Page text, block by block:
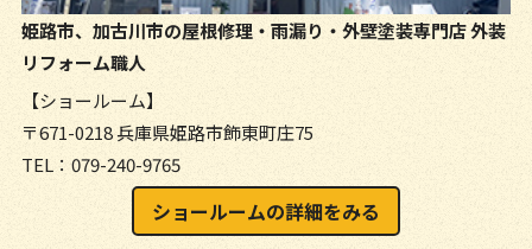
姫路市、加古川市の屋根修理・雨漏り・外壁塗装専門店外装
リフォーム職人
【ショールーム】
〒671-0218 兵庫県姫路市飾東町庄75
TEL：079-240-9765
ショールームの詳細をみる